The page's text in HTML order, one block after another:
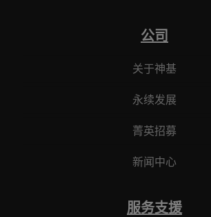
公司
关于神基
永续发展
菁英招募
新闻中心
服务支援